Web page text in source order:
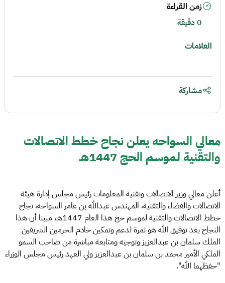
معالي السواحه يعلن نجاح خطط الاتصالات
والتقنية لموسم الحج 1447هـ
أعلن معالي وزير الاتصالات وتقنية المعلومات رئيس مجلس إدارة هيئة
الاتصالات والفضاء والتقنية، المهندس عبدالله بن عامر السواحه، نجاح
خطط الاتصالات والتقنية لموسم حج هذا العام 1447هـ، مبينا أن هذا
النجاح بعد توفيق الله هو ثمرة لدعم وتمكين خادم الحرمين الشريفين
الملك سلمان بن عبدالعزيز وتوجيه ومتابعة مباشرة من صاحب السمو
الملكي الأمير محمد بن سلمان بن عبدالعزيز ولي العهد رئيس مجلس الوزراء
"حفظهما الله".
زمن القراءة
0 دقيقة
العلامات
مشاركة